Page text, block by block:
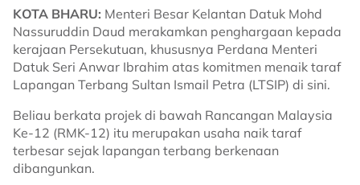
KOTA BHARU: Menteri Besar Kelantan Datuk Mohd
Nassuruddin Daud merakamkan penghargaan kepada
kerajaan Persekutuan, khususnya Perdana Menteri
Datuk Seri Anwar Ibrahim atas komitmen menaik taraf
Lapangan Terbang Sultan Ismail Petra (LTSIP) di sini.
Beliau berkata projek di bawah Rancangan Malaysia
Ke-12 (RMK-12) itu merupakan usaha naik taraf
terbesar sejak lapangan terbang berkenaan
dibangunkan.